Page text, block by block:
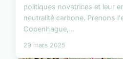
politiques novatrices et leur
neutralité carbone. Prenons
Copenhague,...
29 mars 2025